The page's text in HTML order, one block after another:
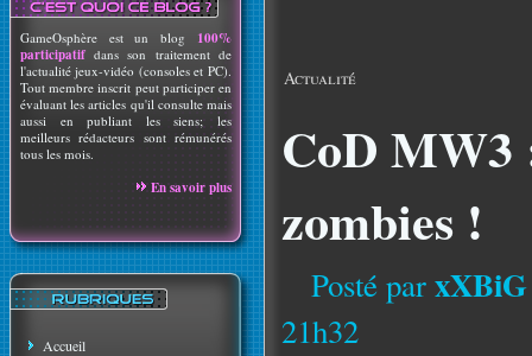
GameOsphère est un blog 100%
participatif dans son traitement de
l'actualité jeux-vidéo (consoles et PC).
Tout membre inscrit peut participer en
évaluant les articles qu'il consulte mais
aussi en publiant les siens; les
meilleurs rédacteurs sont rémunérés
tous les mois.
En savoir plus
Accueil
Actualité
CoD MW3
zombies !
Posté par
21h32